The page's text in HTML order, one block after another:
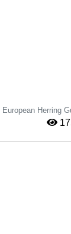
European Herring